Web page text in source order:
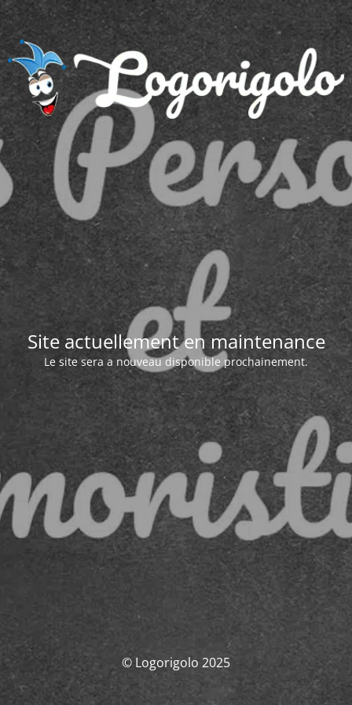
Site actuellement en maintenance
Le site sera a nouveau disponible prochainement.
© Logorigolo 2025